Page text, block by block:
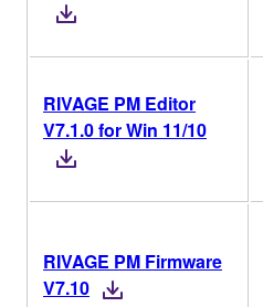
RIVAGE PM Editor
V7.1.0 for Win 11/10
RIVAGE PM Firmware
V7.10